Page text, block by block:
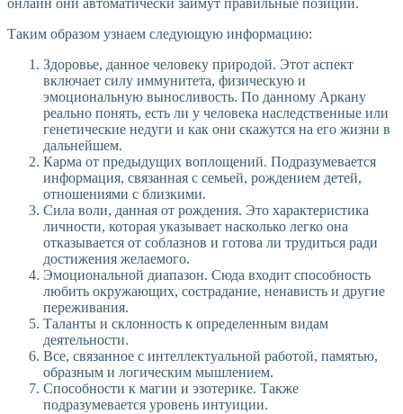
онлайн они автоматически займут правильные позиции.
Таким образом узнаем следующую информацию:
Здоровье, данное человеку природой. Этот аспект
включает силу иммунитета, физическую и
эмоциональную выносливость. По данному Аркану
реально понять, есть ли у человека наследственные или
генетические недуги и как они скажутся на его жизни в
дальнейшем.
Карма от предыдущих воплощений. Подразумевается
информация, связанная с семьей, рождением детей,
отношениями с близкими.
Сила воли, данная от рождения. Это характеристика
личности, которая указывает насколько легко она
отказывается от соблазнов и готова ли трудиться ради
достижения желаемого.
Эмоциональной диапазон. Сюда входит способность
любить окружающих, сострадание, ненависть и другие
переживания.
Таланты и склонность к определенным видам
деятельности.
Все, связанное с интеллектуальной работой, памятью,
образным и логическим мышлением.
Способности к магии и эзотерике. Также
подразумевается уровень интуиции.